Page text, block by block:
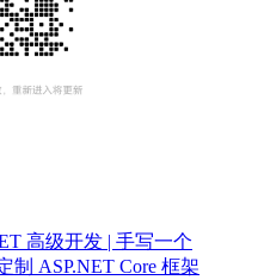
高级开发 | 手写一个
制 ASP.NET Core 框架